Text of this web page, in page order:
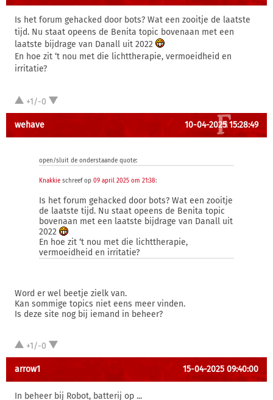
Is het forum gehacked door bots? Wat een zooitje de laatste
tijd. Nu staat opeens de Benita topic bovenaan met een
laatste bijdrage van Danall uit 2022
En hoe zit ‘t nou met die lichttherapie, vermoeidheid en
irritatie?
+1/-0
wehave 10-04-2025 15:28:49
open/sluit de onderstaande quote:
Knakkie schreef op 09 april 2025 om 21:38:
Is het forum gehacked door bots? Wat een zooitje
de laatste tijd. Nu staat opeens de Benita topic
bovenaan met een laatste bijdrage van Danall uit
2022
En hoe zit ‘t nou met die lichttherapie,
vermoeidheid en irritatie?
Word er wel beetje zielk van.
Kan sommige topics niet eens meer vinden.
Is deze site nog bij iemand in beheer?
+1/-0
arrow1 15-04-2025 09:40:00
In beheer bij Robot, batterij op ...